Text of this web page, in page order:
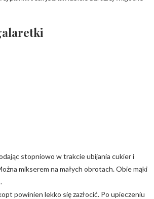
stopniowo w trakcie ubijania cukier i
mikserem na małych obrotach. Obie mąki
powinien lekko się zazłocić. Po upieczeniu